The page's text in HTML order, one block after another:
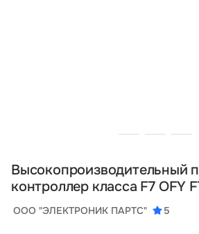
Высокопроизводительный
контроллер класса F7 OFY
ООО "ЭЛЕКТРОНИК ПАРТС" 5